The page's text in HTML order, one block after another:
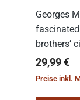
Georges
brothers’
cinema.
work: “Le
Regulärer
29,99 €
Preise inkl.